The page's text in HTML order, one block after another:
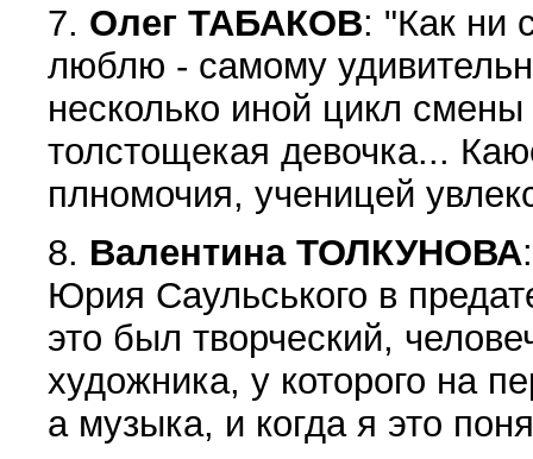
7. Олег ТАБАКОВ: "Как ни
люблю - самому
несколько иной цикл
толстощекая девочка...
плномочия, ученицей
8. Валентина ТОЛКУНОВА
Юрия Саульського в
это был творческий,
художника, у которого на
а музыка, и когда я это